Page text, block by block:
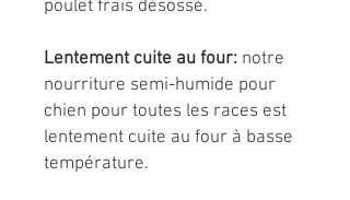
poulet frais désossé.
Lentement cuite au four: notre
nourriture semi-humide pour
chien pour toutes les races est
lentement cuite au four à basse
température.